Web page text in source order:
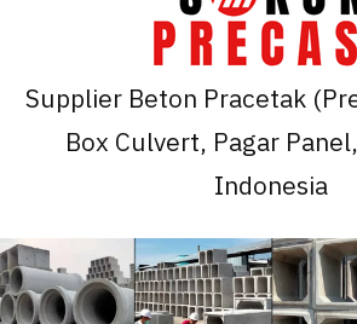
Supplier Beton Pracetak
Box Culvert, Pagar
Indonesia